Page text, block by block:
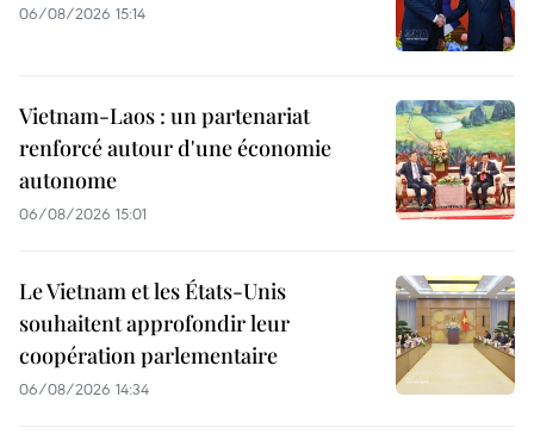
06/08/2026 15:14
Vietnam-Laos : un partenariat
renforcé autour d'une économie
autonome
06/08/2026 15:01
Le Vietnam et les États-Unis
souhaitent approfondir leur
coopération parlementaire
06/08/2026 14:34